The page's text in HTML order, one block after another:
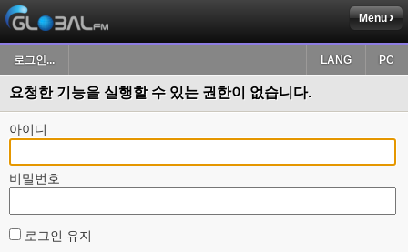
Menu
로그인... PC
LANG
요청한 기능을 실행할 수 있는 권한이 없습니다.
아이디
비밀번호
로그인 유지